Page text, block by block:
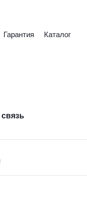
Гарантия Каталог